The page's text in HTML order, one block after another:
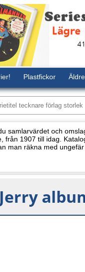
Plastfickor
samlarvärdet och
från 1907 till idag.
man räkna med